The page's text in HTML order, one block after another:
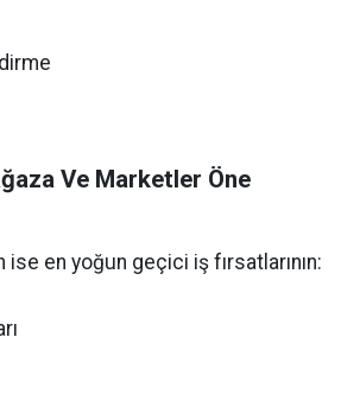
Ve Marketler Öne
ise en yoğun geçici iş fırsatlarının: